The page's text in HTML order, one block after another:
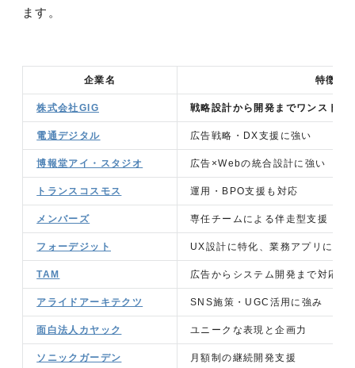
ます。
企業名 特徴
株式会社GIG 戦略設計から開発までワンストッ
電通デジタル 広告戦略・DX支援に強い
博報堂アイ・スタジオ 広告×Webの統合設計に強い
トランスコスモス 運用・BPO支援も対応
メンバーズ 専任チームによる伴走型支援
フォーデジット UX設計に特化、業務アプリにも
TAM 広告からシステム開発まで対応
アライドアーキテクツ SNS施策・UGC活用に強み
面白法人カヤック ユニークな表現と企画力
ソニックガーデン 月額制の継続開発支援